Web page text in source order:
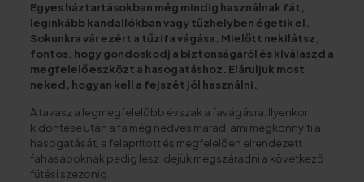
Egyes háztartásokban még mindig használnak fát,
leginkább kandallókban vagy tűzhelyben égetik el.
Sokunkra vár ezért a tűzifa vágása. Mielőtt nekilátsz,
fontos, hogy gondoskodj a biztonságáról és kiválaszd a
megfelelő eszközt a hasogatáshoz. Eláruljuk most
neked, hogyan kell a fejszét jól használni.
A tavasz a legmegfelelőbb évszak a favágásra. Ilyenkor
kidöntése után a fa még nedves marad, ami megkönnyíti a
hasogatását, a felaprított és megfelelően elrendezett
fahasáboknak pedig lesz idejük megszáradni a következő
fűtési szezonig.